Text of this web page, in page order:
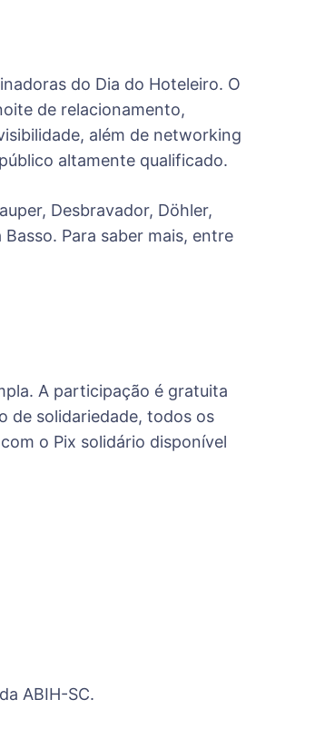
do Dia do Hoteleiro. O
de relacionamento,
além de networking
altamente qualificado.
Desbravador, Döhler,
Para saber mais, entre
A participação é gratuita
de solidariedade, todos os
o Pix solidário disponível
ABIH-SC.